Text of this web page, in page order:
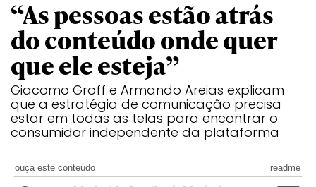
“As pessoas estão atrás
do conteúdo onde quer
que ele esteja”
Giacomo Groff e Armando Areias explicam
que a estratégia de comunicação precisa
estar em todas as telas para encontrar o
consumidor independente da plataforma
ouça este conteúdo readme